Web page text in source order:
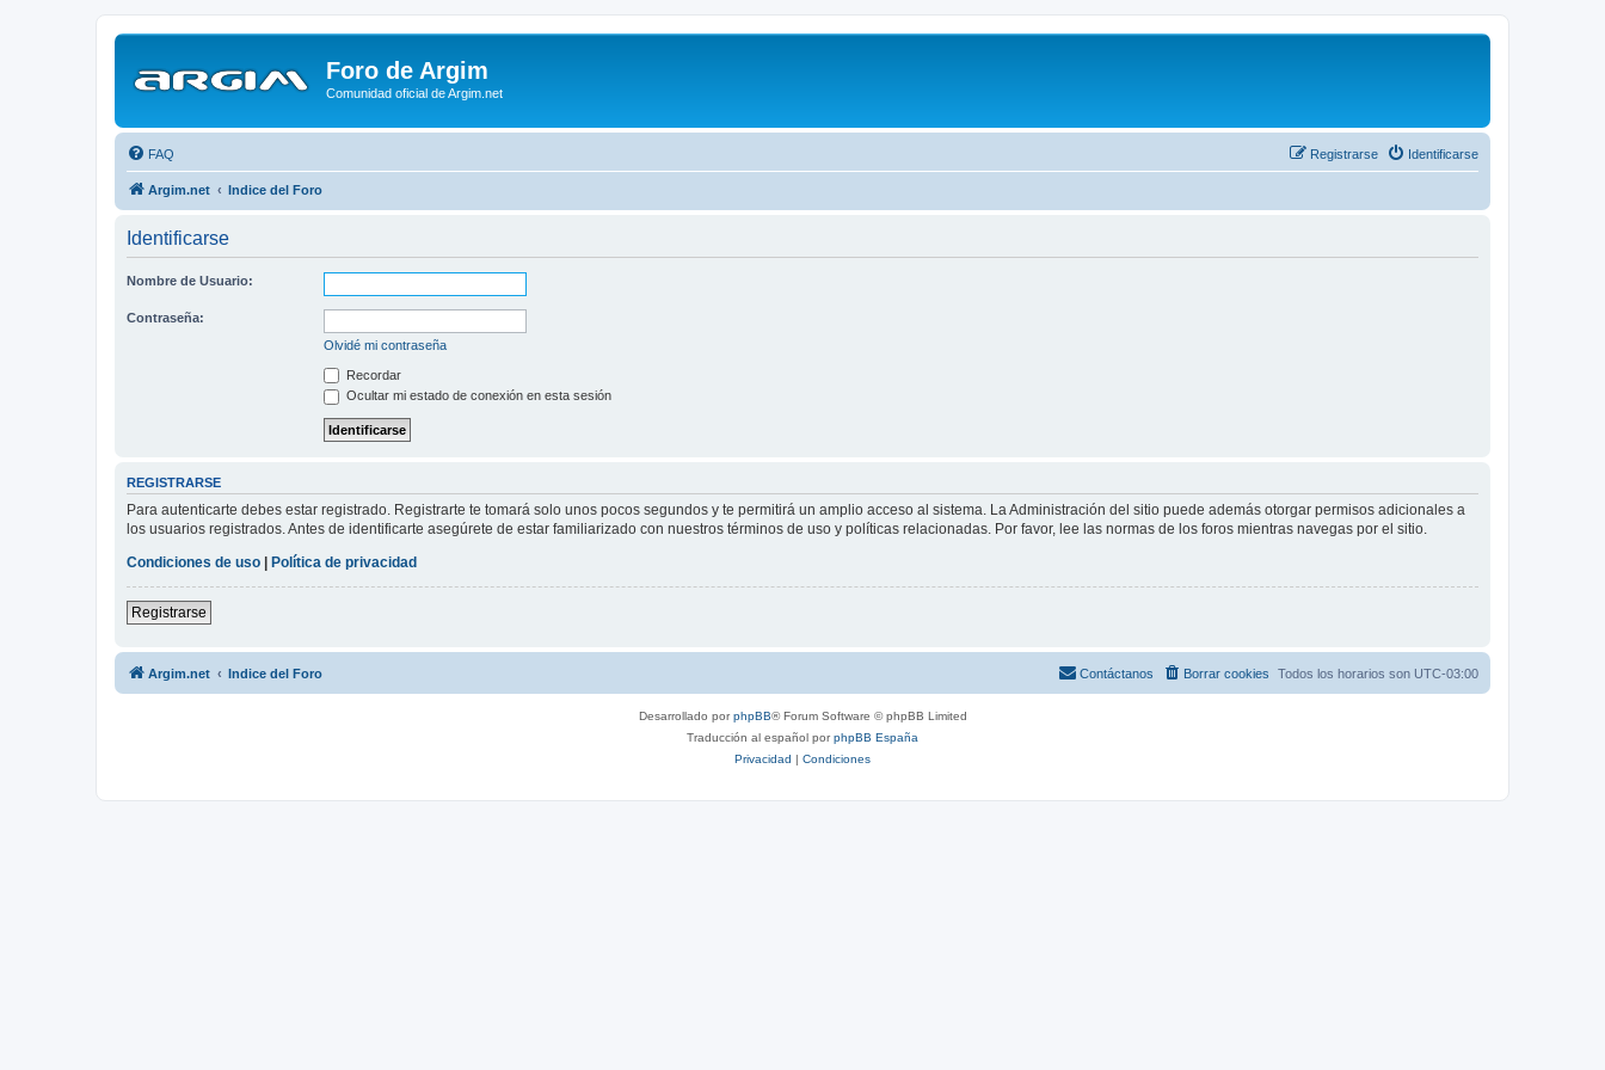
Foro de Argim
Comunidad oficial de Argim.net
FAQ Identificarse
Registrarse
Argim.net Indice del Foro
Identificarse
Nombre de Usuario:
Contraseña:
Olvidé mi contraseña
Recordar
Ocultar mi estado de conexión en esta sesión
REGISTRARSE
Para autenticarte debes estar registrado. Registrarte te tomará solo unos pocos segundos y te permitirá un amplio acceso al sistema. La Administración del sitio puede además otorgar permisos adicionales a
los usuarios registrados. Antes de identificarte asegúrete de estar familiarizado con nuestros términos de uso y políticas relacionadas. Por favor, lee las normas de los foros mientras navegas por el sitio.
Condiciones de uso
Política de privacidad
Registrarse
Argim.net Indice del Foro Todos los horarios son UTC-03:00
Borrar cookies
Contáctanos
Desarrollado porphpBB® Forum Software © phpBB Limited
Traducción al español porphpBB España
Privacidad | Condiciones